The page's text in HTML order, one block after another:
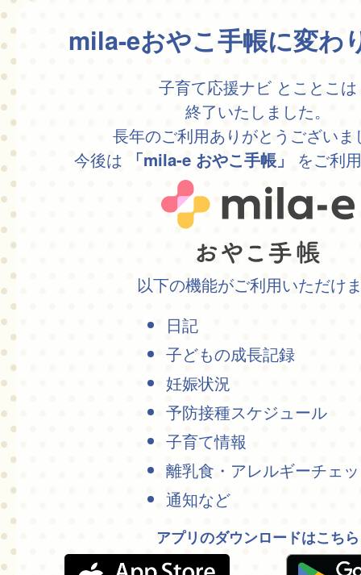
mila-eおやこ手帳に変わ
子育て応援ナビ とことこは
終了いたしました。
長年のご利用ありがとうございま
今後は
「mila-e おやこ手帳」 をご利
以下の機能がご利用いただけ
日記
子どもの成長記録
妊娠状況
予防接種スケジュール
子育て情報
離乳食・アレルギーチェ
通知など
アプリのダウンロードはこちら